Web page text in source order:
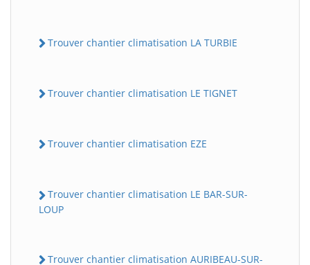
Trouver chantier climatisation LA TURBIE
Trouver chantier climatisation LE TIGNET
Trouver chantier climatisation EZE
Trouver chantier climatisation LE BAR-SUR-
LOUP
Trouver chantier climatisation AURIBEAU-SUR-